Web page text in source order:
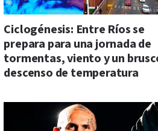
Ciclogénesis: Entre Ríos se
prepara para una jornada de
tormentas, viento y un
descenso de temperatura